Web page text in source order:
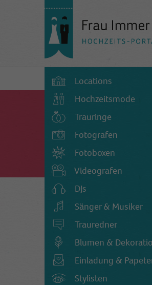
Locations
Hochzeitsmode
Trauringe
Fotografen
Fotoboxen
Videografen
DJs
Sänger & Musiker
Trauredner
Blumen &
Einladung &
Stylisten